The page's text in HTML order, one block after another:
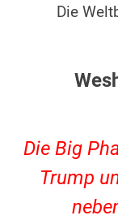
Die
Die Big
Trump